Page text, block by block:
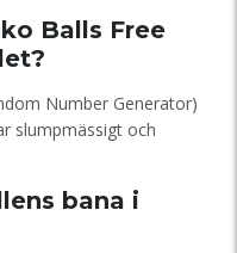
Balls Free
Number Generator)
slumpmässigt och
bana i